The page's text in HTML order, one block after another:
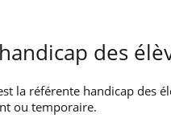
des
la référente handicap des
ou temporaire.